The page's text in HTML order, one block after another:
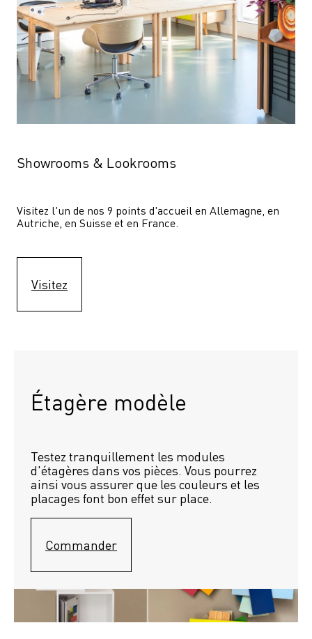
Showrooms & Lookrooms
Visitez l'un de nos 9 points d'accueil en Allemagne, en
Autriche, en Suisse et en France.
Visitez
Étagère modèle
Testez tranquillement les modules
d'étagères dans vos pièces. Vous pourrez
ainsi vous assurer que les couleurs et les
placages font bon effet sur place.
Commander